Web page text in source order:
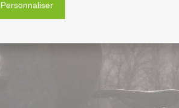
Personnaliser